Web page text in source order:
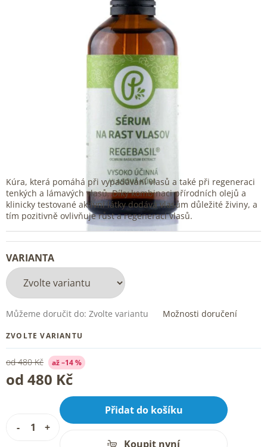
od 480 Kč až –14 %
od 480 Kč
ZVOLTE VARIANTU
VARIANTA
Můžeme doručit do: Zvolte variantu Možnosti doručení
Přidat do košíku
Koupit nyní
Kúra, která pomáhá při vypadávání vlasů a také při regeneraci
tenkých a lámavých vlasů. Díky kombinaci přírodních olejů a
klinicky testované aktivní látky dodává vlasům důležité živiny, a
tím pozitivně ovlivňuje růst a regeneraci vlasů.